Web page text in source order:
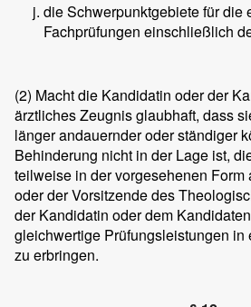
die Schwerpunktgebiete für die
Fachprüfungen einschließlich
(2) Macht die Kandidatin oder der
ärztliches Zeugnis glaubhaft, dass
länger andauernder oder ständiger
Behinderung nicht in der Lage ist,
teilweise in der vorgesehenen
oder der Vorsitzende des
der Kandidatin oder dem
gleichwertige Prüfungsleistungen in
zu erbringen.